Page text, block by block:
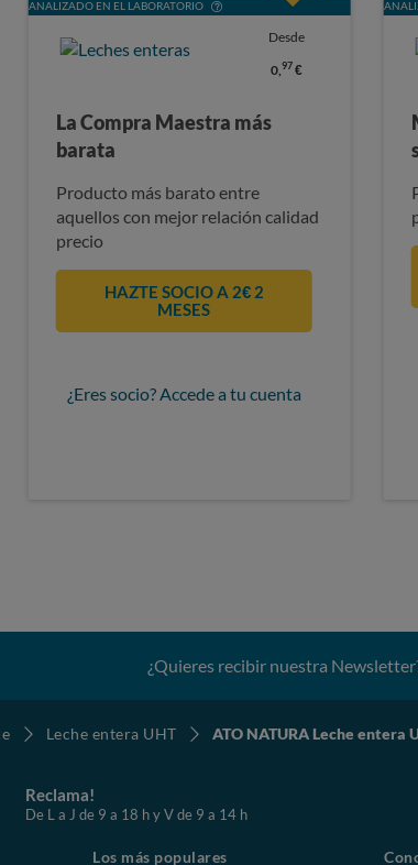
ANALIZADO EN EL LABORATORIO
Desde
0, 97€
La Compra Maestra más
barata
Producto más barato entre
aquellos con mejor relación calidad
precio
HAZTE SOCIO A 2€ 2
MESES
¿Eres socio? Accede a tu cuenta
¿Quieres recibir nuestra
Leche entera UHT ATO NATURA Leche entera
Reclama!
De L a J de 9 a 18 h y V de 9 a 14 h
Los más populares